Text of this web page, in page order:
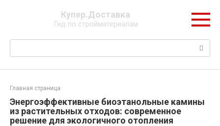
Купер.Доставка
Гид по стройматериалам
Поиск:
Главная страница
Энергоэффективные биоэтанольные камины
из растительных отходов: современное
решение для экологичного отопления